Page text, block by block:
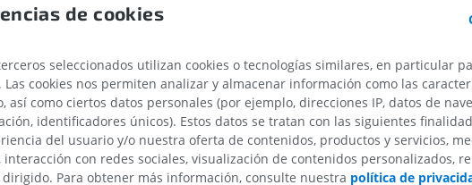
Surco lateral
Surco parietooccipital
Incisura preoccipital
Surco del cuerpo calloso
Surco cingular
Galería
MIEMBRO SUPERIOR MIEMBRO INFERIOR
de cookies
seleccionados utilizan cookies o tecnologías similares, en particular
Las cookies nos permiten analizar y almacenar información como las
así como ciertos datos personales (por ejemplo, direcciones IP, datos de
identificadores únicos). Estos datos se tratan con las siguientes
del usuario y/o nuestra oferta de contenidos, productos y servicios,
interacción con redes sociales, visualización de contenidos personalizados,
Para obtener más información, consulte nuestra política de